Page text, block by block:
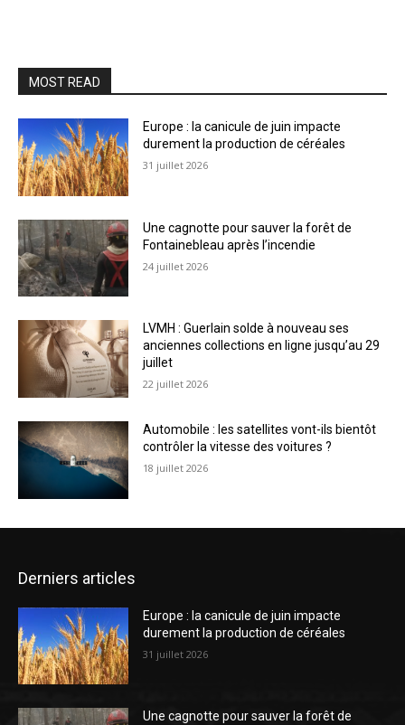
MOST READ
Europe : la canicule de juin impacte
durement la production de céréales
31 juillet 2026
Une cagnotte pour sauver la forêt de
Fontainebleau après l’incendie
24 juillet 2026
LVMH : Guerlain solde à nouveau ses
anciennes collections en ligne jusqu’au 29
juillet
22 juillet 2026
Automobile : les satellites vont-ils bientôt
contrôler la vitesse des voitures ?
18 juillet 2026
Derniers articles
Europe : la canicule de juin impacte
durement la production de céréales
31 juillet 2026
Une cagnotte pour sauver la forêt de